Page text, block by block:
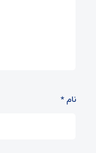
نام*